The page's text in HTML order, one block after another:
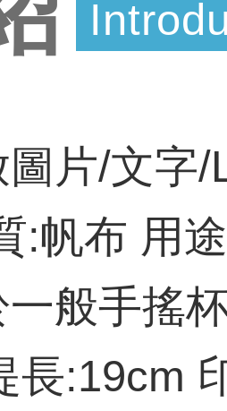
片/文字/
:帆布 用
般手搖
長:19cm